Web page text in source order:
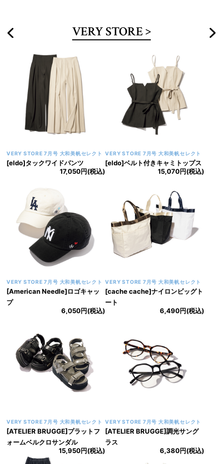
VERY STORE
VERY STORE 8月号 大和美帆セレクト
[VERSEAU]フリルヘムフレアト
VERY STORE 8月号 大和美帆セレクト
[VERSEAU]プチバブルフリルT
VERY STORE 8月号 大和美帆セレクト
[perche]巾着付きモロッコカゴ
9,900円(税込)
VERY STORE 8月号 大和美帆セレクト
[cache cache]メッシュポーチ付
きキャリーオントート
VERY STORE 8月号 大和美帆セレクト
[ATELIER BRUGGE]プラットフ
ォームトングサンダル
VERY STORE 8月号 大和美帆セレクト
[ATELIER BRUGGE]ウェリント